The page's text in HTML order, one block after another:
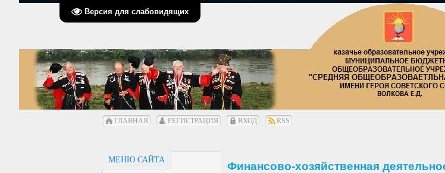
Версия для слабовидящих
ГЛАВНАЯ РЕГИСТРАЦИЯ ВХОД RSS
МЕНЮ САЙТА Финансово-хозяйственная